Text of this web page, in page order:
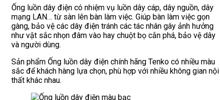
Ống luồn dây điện có nhiệm vụ luồn dây cáp, dây nguồn, dây
mạng LAN… từ sàn lên bàn làm việc. Giúp bàn làm việc gọn
gàng, bảo vệ các dây điện tránh các tác nhân gây ảnh hưởng
như vật sắc nhọn đâm vào hay chuột bọ cắn phá, bảo vệ dây
và người dùng.
Sản phẩm Ống luồn dây điện chính hãng Tenko có nhiều màu
sắc để khách hàng lựa chọn, phù hợp với nhiều không gian nội
thất khác nhau.